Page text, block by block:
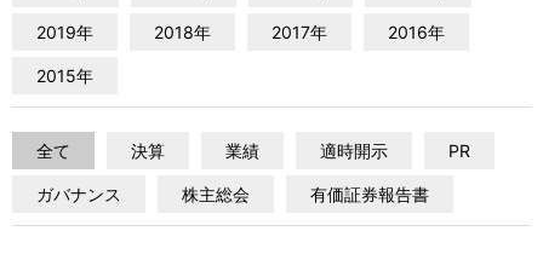
2019年 2018年 2017年 2016年
2015年
全て 決算 業績 適時開示 PR
ガバナンス 株主総会 有価証券報告書